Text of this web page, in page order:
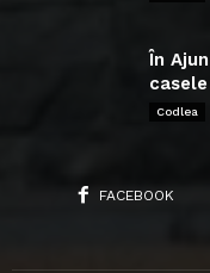
În
Codlea
FACEBOOK